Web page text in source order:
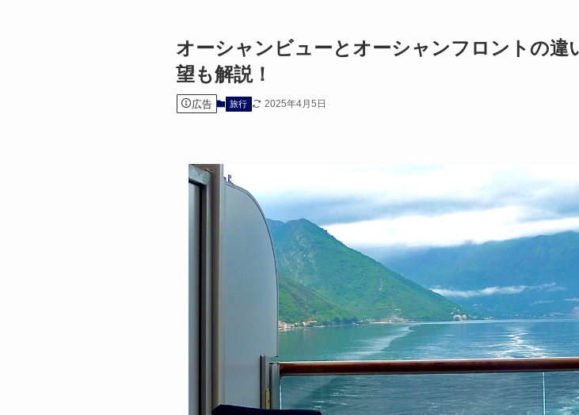
オーシャンビューとオーシャンフロントの違
望も解説！
広告 旅行 2025年4月5日